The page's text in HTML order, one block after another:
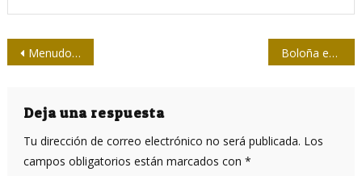
Navegación
entradas
Menudo susto, “entrevistando” a una serpiente Boloña en la XXIX Feria del Libro de La Habana
Deja una respuesta
Tu dirección de correo electrónico no será publicada. Los
campos obligatorios están marcados con *